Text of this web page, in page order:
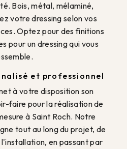
Bois, métal, mélaminé,
votre dressing selon vos
Optez pour des finitions
pour un dressing qui vous
et professionnel
à votre disposition son
faire pour la réalisation de
à Saint Roch. Notre
tout au long du projet, de
en passant par